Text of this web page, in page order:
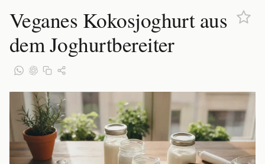
Veganes Kokosjoghurt aus
dem Joghurtbereiter